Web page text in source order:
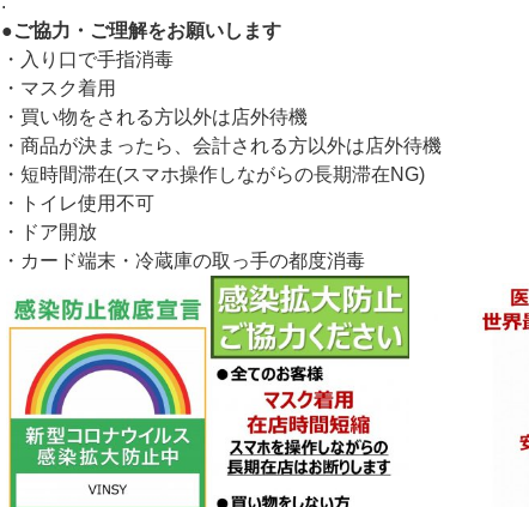
●ご協力・ご理解をお願いします
・入り口で手指消毒
・マスク着用
・買い物をされる方以外は店外待機
・商品が決まったら、会計される方以外は店外待機
・短時間滞在(スマホ操作しながらの長期滞在NG)
・トイレ使用不可
・ドア開放
・カード端末・冷蔵庫の取っ手の都度消毒